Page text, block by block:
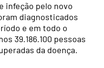
infeção pelo novo
diagnosticados
e em todo o
39.186.100 pessoas
da doença.